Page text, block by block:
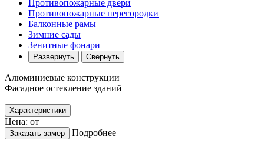
Противопожарные двери
Противопожарные перегородки
Балконные рамы
Зимние сады
Зенитные фонари
Развернуть Свернуть
Алюминиевые конструкции
Фасадное остекление зданий
Характеристики
Цена: от
Заказать замер Подробнее